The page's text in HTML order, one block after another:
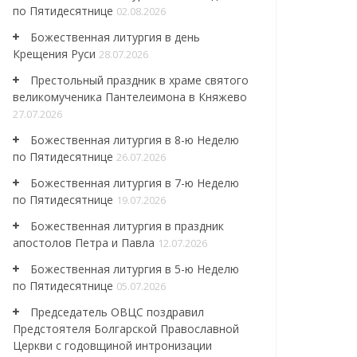
по Пятидесятнице 02.08.2026
Божественная литургия в день
Крещения Руси 28.07.2026
Престольный праздник в храме святого
великомученика Пантелеимона в Княжево
27.07.2026
Божественная литургия в 8-ю Неделю
по Пятидесятнице 26.07.2026
Божественная литургия в 7-ю Неделю
по Пятидесятнице 19.07.2026
Божественная литургия в праздник
апостолов Петра и Павла 12.07.2026
Божественная литургия в 5-ю Неделю
по Пятидесятнице 05.07.2026
Председатель ОВЦС поздравил
Предстоятеля Болгарской Православной
Церкви с годовщиной интронизации